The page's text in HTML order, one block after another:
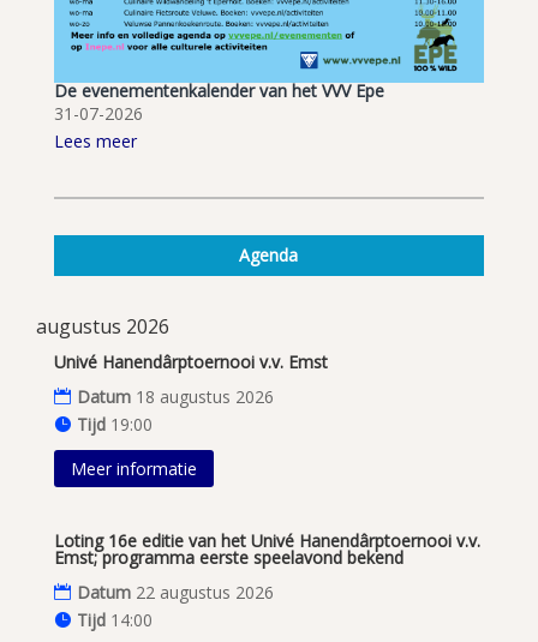
De evenementenkalender van het VVV Epe
31-07-2026
Lees meer
Agenda
augustus 2026
Univé Hanendârptoernooi v.v. Emst
Datum 18 augustus 2026
Tijd 19:00
Meer informatie
Loting 16e editie van het Univé Hanendârptoernooi v.v.
Emst; programma eerste speelavond bekend
Datum 22 augustus 2026
Tijd 14:00